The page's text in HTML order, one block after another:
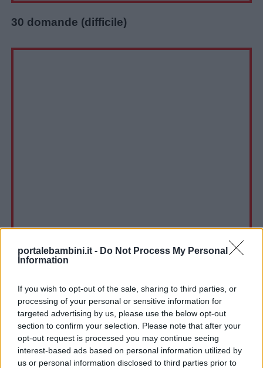
portalebambini.it - Do Not Process My Personal
Information
If you wish to opt-out of the sale, sharing to third parties, or
processing of your personal or sensitive information for
targeted advertising by us, please use the below opt-out
section to confirm your selection. Please note that after your
opt-out request is processed you may continue seeing
interest-based ads based on personal information utilized by
us or personal information disclosed to third parties prior to
30 domande (difficile)